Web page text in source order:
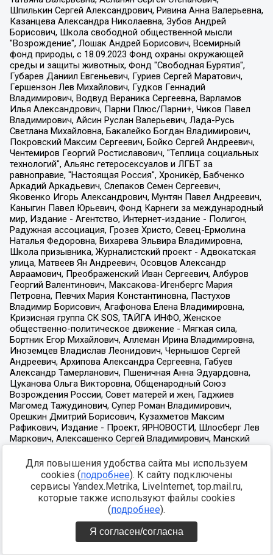
Для повышения удобства сайта мы используем
cookies (подробнее). К сайту подключены
сервисы Yandex.Metrika, LiveInternet, top.mail.ru,
которые также используют файлы cookies
(подробнее).
Я согласен/согласна